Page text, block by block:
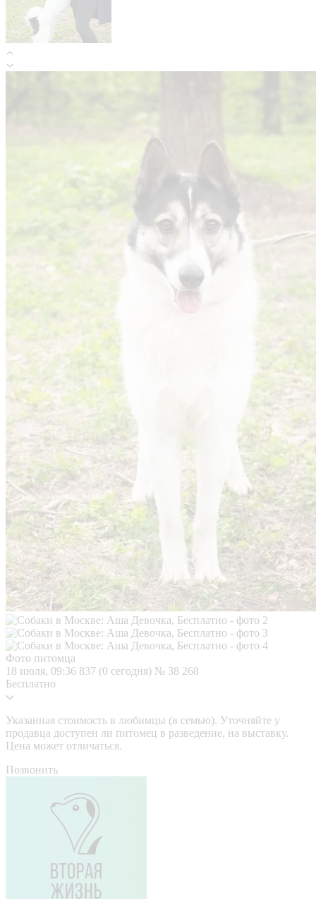
Фото питомца
18 июля, 09:36 837 (0 сегодня) № 38 268
Бесплатно
Указанная стоимость в любимцы (в семью). Уточняйте у
продавца доступен ли питомец в разведение, на выставку.
Цена может отличаться.
Позвонить